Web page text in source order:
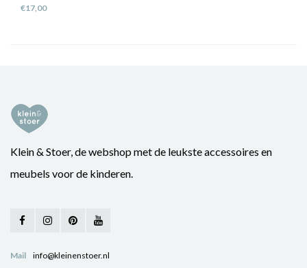
€17,00
Klein & Stoer, de webshop met de leukste accessoires en
meubels voor de kinderen.
Mail info@kleinenstoer.nl